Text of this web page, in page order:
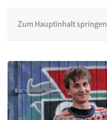
Zum Hauptinhalt springen